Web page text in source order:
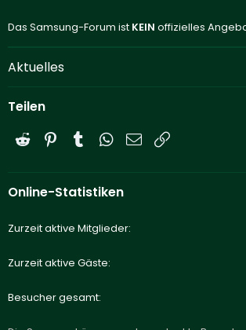
Das Samsung-Forum ist KEIN offizielles
Aktuelles
Teilen
Reddit PinterestTumblrWhatsApp
E-Mail
Online-Statistiken
Zurzeit aktive Mitglieder
Zurzeit aktive Gäste
Besucher gesamt